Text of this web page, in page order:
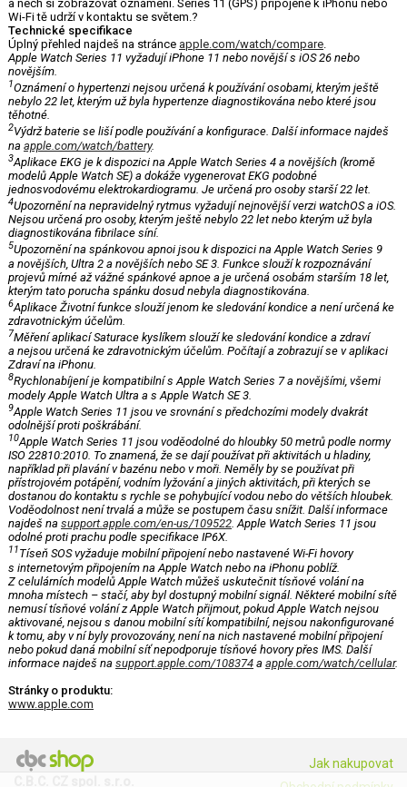
a nech si zobrazovat oznámení. Series 11 (GPS) připojené k iPhonu nebo
Wi-Fi tě udrží v kontaktu se světem.?
Technické specifikace
Úplný přehled najdeš na stránce apple.com/watch/compare
Apple Watch Series 11 vyžadují iPhone 11 nebo novější s iOS 26 nebo
novějším.
1Oznámení o hypertenzi nejsou určená k používání osobami, kterým ještě
nebylo 22 let, kterým už byla hypertenze diagnostikována nebo které jsou
těhotné.
2Výdrž baterie se liší podle používání a konfigurace. Další informace najdeš
na apple.com/watch/battery.
3Aplikace EKG je k dispozici na Apple Watch Series 4 a novějších (kromě
modelů Apple Watch SE) a dokáže vygenerovat EKG podobné
jednosvodovému elektrokardiogramu. Je určená pro osoby starší 22 let.
4Upozornění na nepravidelný rytmus vyžadují nejnovější verzi watchOS a iOS.
Nejsou určená pro osoby, kterým ještě nebylo 22 let nebo kterým už byla
diagnostikována fibrilace síní.
5Upozornění na spánkovou apnoi jsou k dispozici na Apple Watch Series 9
a novějších, Ultra 2 a novějších nebo SE 3. Funkce slouží k rozpoznávání
projevů mírné až vážné spánkové apnoe a je určená osobám starším 18 let,
kterým tato porucha spánku dosud nebyla diagnostikována.
6Aplikace Životní funkce slouží jenom ke sledování kondice a není určená ke
zdravotnickým účelům.
7Měření aplikací Saturace kyslíkem slouží ke sledování kondice a zdraví
a nejsou určená ke zdravotnickým účelům. Počítají a zobrazují se v aplikaci
Zdraví na iPhonu.
8Rychlonabíjení je kompatibilní s Apple Watch Series 7 a novějšími, všemi
modely Apple Watch Ultra a s Apple Watch SE 3.
9Apple Watch Series 11 jsou ve srovnání s předchozími modely dvakrát
odolnější proti poškrábání.
10Apple Watch Series 11 jsou voděodolné do hloubky 50 metrů podle normy
ISO 22810:2010. To znamená, že se dají používat při aktivitách u hladiny,
například při plavání v bazénu nebo v moři. Neměly by se používat při
přístrojovém potápění, vodním lyžování a jiných aktivitách, při kterých se
dostanou do kontaktu s rychle se pohybující vodou nebo do větších hloubek.
Voděodolnost není trvalá a může se postupem času snížit. Další informace
najdeš na support.apple.com/en-us/109522. Apple Watch Series 11 jsou
odolné proti prachu podle specifikace IP6X.
11Tíseň SOS vyžaduje mobilní připojení nebo nastavené Wi-Fi hovory
s internetovým připojením na Apple Watch nebo na iPhonu poblíž.
Z celulárních modelů Apple Watch můžeš uskutečnit tísňové volání na
mnoha místech – stačí, aby byl dostupný mobilní signál. Některé mobilní sítě
nemusí tísňové volání z Apple Watch přijmout, pokud Apple Watch nejsou
aktivované, nejsou s danou mobilní sítí kompatibilní, nejsou nakonfigurované
k tomu, aby v ní byly provozovány, není na nich nastavené mobilní připojení
nebo pokud daná mobilní síť nepodporuje tísňové hovory přes IMS. Další
informace najdeš na support.apple.com/108374 a apple.com/watch/cellular.
Stránky o produktu:
www.apple.com
Jak nakupovat